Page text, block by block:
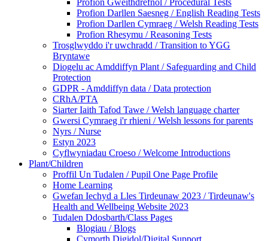
Profion Darllen Saesneg / English Reading Tests
Profion Darllen Cymraeg / Welsh Reading Tests
Profion Rhesymu / Reasoning Tests
Trosglwyddo i'r uwchradd / Transition to YGG
Bryntawe
Diogelu ac Amddiffyn Plant / Safeguarding and Child
Protection
GDPR - Amddiffyn data / Data protection
CRhA/PTA
Siarter Iaith Tafod Tawe / Welsh language charter
Gwersi Cymraeg i'r rhieni / Welsh lessons for parents
Nyrs / Nurse
Estyn 2023
Cyflwyniadau Croeso / Welcome Introductions
Plant/Children
Proffil Un Tudalen / Pupil One Page Profile
Home Learning
Gwefan Iechyd a Lles Tirdeunaw 2023 / Tirdeunaw's
Health and Wellbeing Website 2023
Tudalen Ddosbarth/Class Pages
Blogiau / Blogs
Cymorth Digidol/Digital Support